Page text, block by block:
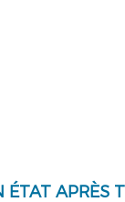
ÉTAT APRÈS